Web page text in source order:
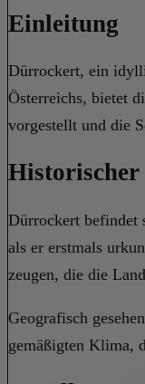
Einleitung
Dürrockert, ein
Österreichs, bietet
vorgestellt und die
Historischer
Dürrockert befindet
als er erstmals
zeugen, die die
Geografisch
gemäßigten Klima,